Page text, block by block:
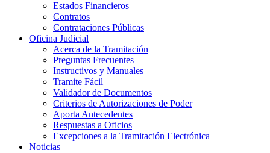
Estados Financieros
Contratos
Contrataciones Públicas
Oficina Judicial
Acerca de la Tramitación
Preguntas Frecuentes
Instructivos y Manuales
Tramite Fácil
Validador de Documentos
Criterios de Autorizaciones de Poder
Aporta Antecedentes
Respuestas a Oficios
Excepciones a la Tramitación Electrónica
Noticias